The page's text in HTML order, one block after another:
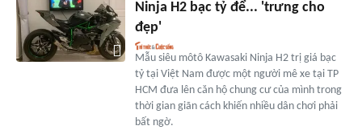
Ninja H2 bạc tỷ để... 'trưng cho
đẹp'
Mẫu siêu môtô Kawasaki Ninja H2 trị giá bạc
tỷ tại Việt Nam được một người mê xe tại TP
HCM đưa lên căn hộ chung cư của mình trong
thời gian giãn cách khiến nhiều dân chơi phải
bất ngờ.